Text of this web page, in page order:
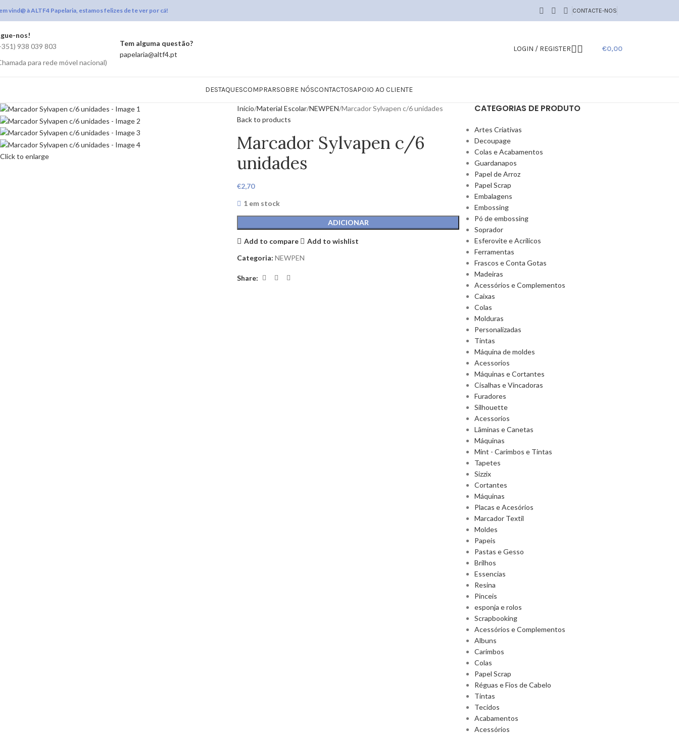
vind@ à ALTF4 Papelaria, estamos felizes de te ver por cá! CONTACTE-NOS
nos!
938 039 803
para rede móvel nacional)
Tem alguma questão?
papelaria@altf4.pt
LOGIN / REGISTER €0,00
DESTAQUESCOMPRARSOBRE NÓSCONTACTOSAPOIO AO CLIENTE
Click to enlarge
Início Material Escolar NEWPEN Marcador Sylvapen c/6 unidades
Back to products
Marcador Sylvapen c/6
unidades
€2,70
1 em stock
ADICIONAR
Add to compare
Add to wishlist
Categoria: NEWPEN
Share:
CATEGORIAS DE PRODUTO
Artes Criativas
Decoupage
Colas e Acabamentos
Guardanapos
Papel de Arroz
Papel Scrap
Embalagens
Embossing
Pó de embossing
Soprador
Esferovite e Acrilicos
Ferramentas
Frascos e Conta Gotas
Madeiras
Acessórios e Complementos
Caixas
Colas
Molduras
Personalizadas
Tintas
Máquina de moldes
Acessorios
Máquinas e Cortantes
Cisalhas e Vincadoras
Furadores
Silhouette
Acessorios
Lâminas e Canetas
Máquinas
Mint - Carimbos e Tintas
Tapetes
Sizzix
Cortantes
Máquinas
Placas e Acesórios
Marcador Textil
Moldes
Papeis
Pastas e Gesso
Brilhos
Essencias
Resina
Pinceis
esponja e rolos
Scrapbooking
Acessórios e Complementos
Albuns
Carimbos
Colas
Papel Scrap
Réguas e Fios de Cabelo
Tintas
Tecidos
Acabamentos
Acessórios